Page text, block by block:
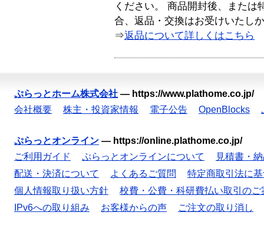
ください。 商品開封後、または
合、返品・交換はお受けいたし
⇒返品について詳しくはこちら
ぷらっとホーム株式会社 — https://www.plathome.co.jp/
会社概要
株主・投資家情報 電子公告 OpenBlocks
ぷらっとオンライン — https://online.plathome.co.jp/
ご利用ガイド
ぷらっとオンラインについて
見積書・
配送・決済について
よくあるご質問
特定商取引法に
個人情報取り扱い方針
校費・公費・科研費払い取引のご
IPv6への取り組み
お客様からの声 ご注文の取り消し